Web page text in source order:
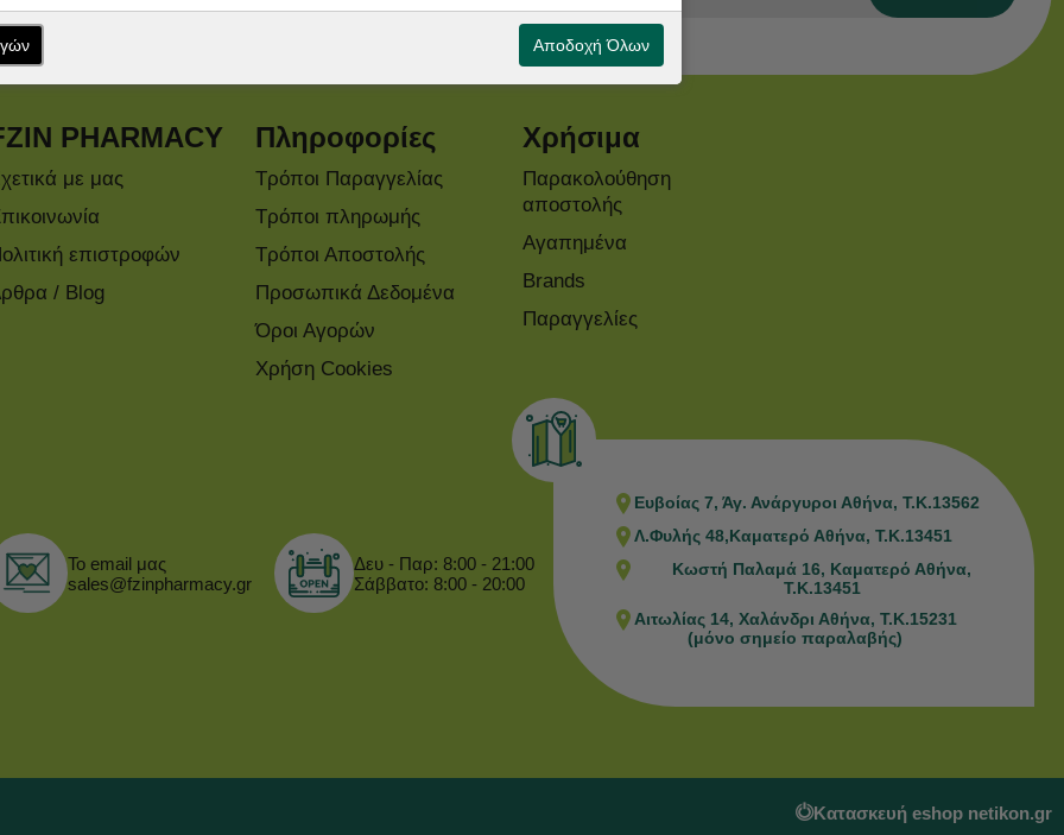
PHARMACY
με μας
επιστροφών
/ Blog
Πληροφορίες
Τρόποι Παραγγελίας
Τρόποι πληρωμής
Τρόποι Αποστολής
Προσωπικά Δεδομένα
Όροι Αγορών
Χρήση Cookies
Χρήσιμα
Παρακολούθηση
αποστολής
Αγαπημένα
Brands
Παραγγελίες
Το email μας
sales@fzinpharmacy.gr
Δευ - Παρ: 8:00 - 21:00
Σάββατο: 8:00 - 20:00
Ευβοίας 7, Άγ. Ανάργυροι Αθήνα, Τ.Κ.13562
Λ.Φυλής 48,Καματερό Αθήνα, Τ.Κ.13451
Κωστή Παλαμά 16, Καματερό Αθήνα,
Τ.Κ.13451
Αιτωλίας 14, Χαλάνδρι Αθήνα, Τ.Κ.15231
(μόνο σημείο παραλαβής)
Κατασκευή eshop netikon.gr
Αποδοχή Όλων